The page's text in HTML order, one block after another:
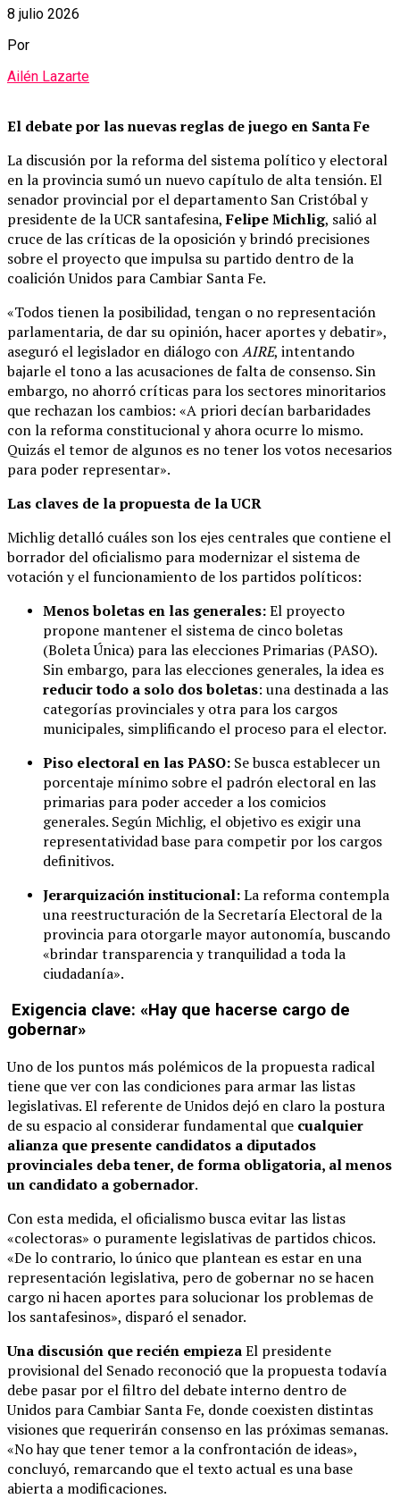
8 julio 2026
Por
Ailén Lazarte
El debate por las nuevas reglas de juego en Santa Fe
La discusión por la reforma del sistema político y electoral
en la provincia sumó un nuevo capítulo de alta tensión. El
senador provincial por el departamento San Cristóbal y
presidente de la UCR santafesina,Felipe Michlig, salió al
cruce de las críticas de la oposición y brindó precisiones
sobre el proyecto que impulsa su partido dentro de la
coalición Unidos para Cambiar Santa Fe.
«Todos tienen la posibilidad, tengan o no representación
parlamentaria, de dar su opinión, hacer aportes y debatir»,
aseguró el legislador en diálogo conAIRE, intentando
bajarle el tono a las acusaciones de falta de consenso. Sin
embargo, no ahorró críticas para los sectores minoritarios
que rechazan los cambios: «A priori decían barbaridades
con la reforma constitucional y ahora ocurre lo mismo.
Quizás el temor de algunos es no tener los votos necesarios
para poder representar».
Las claves de la propuesta de la UCR
Michlig detalló cuáles son los ejes centrales que contiene el
borrador del oficialismo para modernizar el sistema de
votación y el funcionamiento de los partidos políticos:
Menos boletas en las generales:El proyecto
propone mantener el sistema de cinco boletas
(Boleta Única) para las elecciones Primarias (PASO).
Sin embargo, para las elecciones generales, la idea es
reducir todo a solo dos boletas: una destinada a las
categorías provinciales y otra para los cargos
municipales, simplificando el proceso para el elector.
Piso electoral en las PASO: Se busca establecer un
porcentaje mínimo sobre el padrón electoral en las
primarias para poder acceder a los comicios
generales. Según Michlig, el objetivo es exigir una
representatividad base para competir por los cargos
definitivos.
Jerarquización institucional:La reforma contempla
una reestructuración de la Secretaría Electoral de la
provincia para otorgarle mayor autonomía, buscando
«brindar transparencia y tranquilidad a toda la
ciudadanía».
Exigencia clave: «Hay que hacerse cargo de
gobernar»
Uno de los puntos más polémicos de la propuesta radical
tiene que ver con las condiciones para armar las listas
legislativas. El referente de Unidos dejó en claro la postura
de su espacio al considerar fundamental que cualquier
alianza que presente candidatos a diputados
provinciales deba tener, de forma obligatoria, al menos
un candidato a gobernador.
Con esta medida, el oficialismo busca evitar las listas
«colectoras» o puramente legislativas de partidos chicos.
«De lo contrario, lo único que plantean es estar en una
representación legislativa, pero de gobernar no se hacen
cargo ni hacen aportes para solucionar los problemas de
los santafesinos», disparó el senador.
Una discusión que recién empiezaEl presidente
provisional del Senado reconoció que la propuesta todavía
debe pasar por el filtro del debate interno dentro de
Unidos para Cambiar Santa Fe, donde coexisten distintas
visiones que requerirán consenso en las próximas semanas.
«No hay que tener temor a la confrontación de ideas»,
concluyó, remarcando que el texto actual es una base
abierta a modificaciones.